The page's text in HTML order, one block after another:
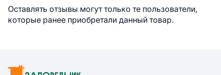
Оставлять отзывы могут только те пользователи,
которые ранее приобретали данный товар.